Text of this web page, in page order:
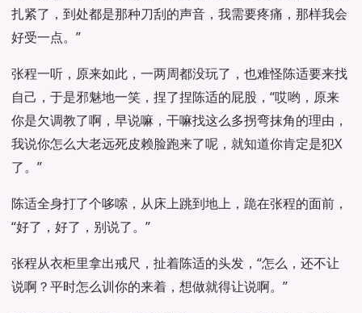
扎紧了，到处都是那种刀刮的声音，我需要疼痛，那样我会
好受一点。”
张程一听，原来如此，一两周都没玩了，也难怪陈适要来找
自己，于是邪魅地一笑，捏了捏陈适的屁股，“哎哟，原来
你是欠调教了啊，早说嘛，干嘛找这么多拐弯抹角的理由，
我说你怎么大老远死皮赖脸跑来了呢，就知道你肯定是犯X
了。”
陈适全身打了个哆嗦，从床上跳到地上，跪在张程的面前，
“好了，好了，别说了。”
张程从衣柜里拿出戒尺，扯着陈适的头发，“怎么，还不让
说啊？平时怎么训你的来着，想做就得让说啊。”